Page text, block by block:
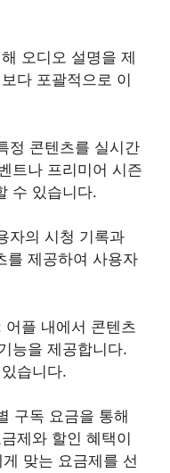
오디오 설명을 제
다 포괄적으로 이
정 콘텐츠를 실시간
트나 프리미어 시즌
수 있습니다.
자의 시청 기록과
를 제공하여 사용자
플 내에서 콘텐츠
능을 제공합니다.
습니다.
구독 요금을 통해
제와 할인 혜택이
맞는 요금제를 선